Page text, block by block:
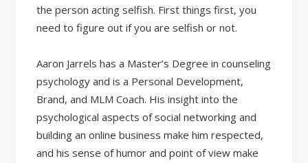
the person acting selfish. First things first, you
need to figure out if you are selfish or not.
Aaron Jarrels has a Master’s Degree in counseling
psychology and is a Personal Development,
Brand, and MLM Coach. His insight into the
psychological aspects of social networking and
building an online business make him respected,
and his sense of humor and point of view make